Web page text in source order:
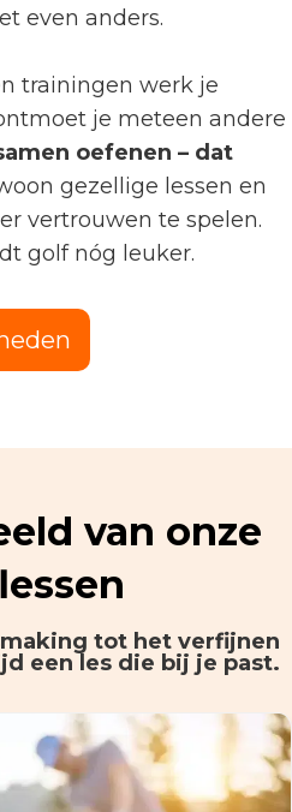
even anders.
trainingen werk je
je meteen andere
oefenen – dat
gezellige lessen en
vertrouwen te spelen.
golf nóg leuker.
van onze
tot het verfijnen
een les die bij je past.